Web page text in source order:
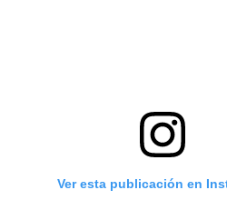
Ver esta publicación en